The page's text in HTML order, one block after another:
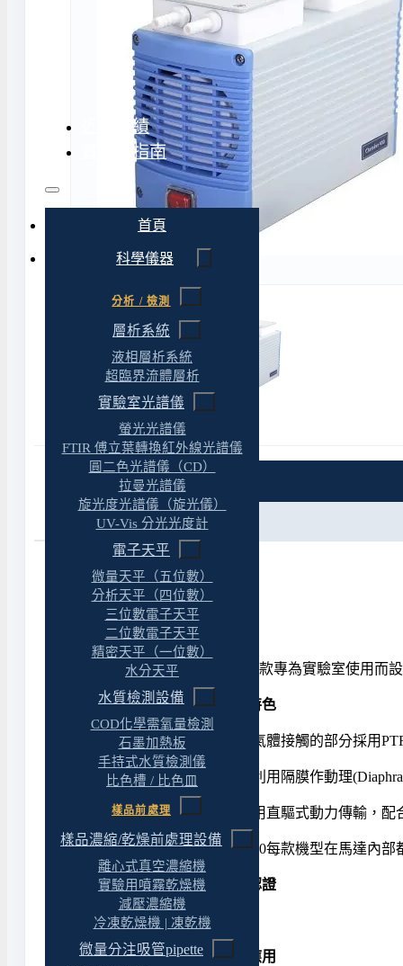
隔間工程
環境汙染防治工
近期實績
實驗室指南
首頁
科學儀器
分析 / 檢測
層析系統
液相層析系統
超臨界流體層析
實驗室光譜儀
螢光光譜儀
FTIR 傅立葉轉換紅外線光譜儀
圓二色光譜儀（CD）
拉曼光譜儀
旋光度光譜儀（旋光儀）
UV-Vis 分光光度計
電子天平
微量天平（五位數）
分析天平（四位數）
三位數電子天平
二位數電子天平
精密天平（一位數）
水分天平
水質檢測設備
COD化學需氧量檢測
石墨加熱板
手持式水質檢測儀
比色槽 / 比色皿
樣品前處理
樣品濃縮/乾燥前處理設備
離心式真空濃縮機
實驗用噴霧乾燥機
減壓濃縮機
冷凍乾燥機 | 凍乾機
微量分注吸管pipette
特色
規格
產品特色
Chemker 400耐腐蝕真空幫浦是一款專為實驗室使用
耐腐蝕真空幫浦 / 真空泵: 產品特色
◆ 高度耐腐蝕 Chemker 400在與氣體接觸的部分採用
◆ 無汙染與免保養 Chemker 400利用隔膜作動理
◆ 安靜且低振動 Chemker 400采用直驅式動力傳輸，
◆ 內建過熱保護裝置 Chemker 400每款機型在馬達內
耐腐蝕真空幫浦 / 真空泵 : 國際認證
◆ 歐盟 CE 安全認證
耐腐蝕真空幫浦 / 真空泵 : 產品應用